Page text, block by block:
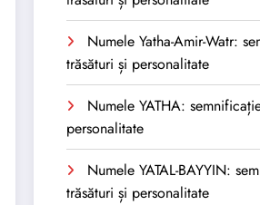
Numele Yatha-Amir-Watr:
trăsături și personalitate
Numele YATHA:
personalitate
Numele YATAL-BAYYIN:
trăsături și personalitate